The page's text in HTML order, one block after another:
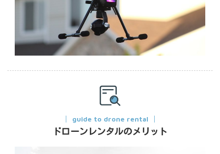
guide to drone rental
ドローンレンタルのメリット